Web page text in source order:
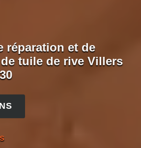
réparation et de
tuile de rive Villers